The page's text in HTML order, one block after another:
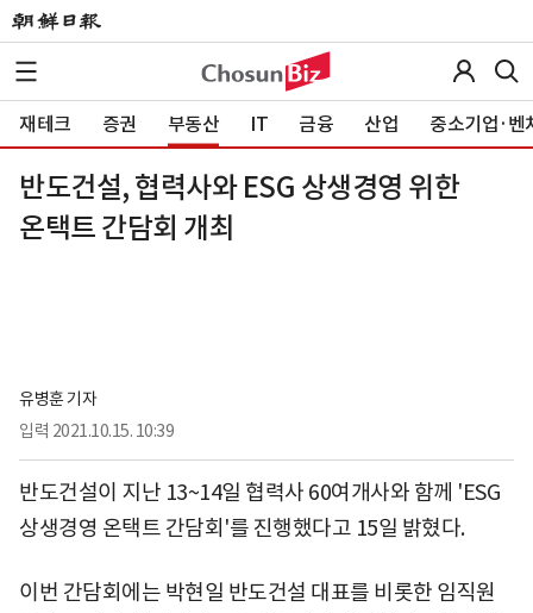
재테크 증권 부동산 IT 금융 산업 중소기업·벤
반도건설, 협력사와 ESG 상생경영 위한
온택트 간담회 개최
유병훈 기자
입력 2021.10.15. 10:39
반도건설이 지난 13~14일 협력사 60여개사와 함께 'ESG
상생경영 온택트 간담회'를 진행했다고 15일 밝혔다.
이번 간담회에는 박현일 반도건설 대표를 비롯한 임직원